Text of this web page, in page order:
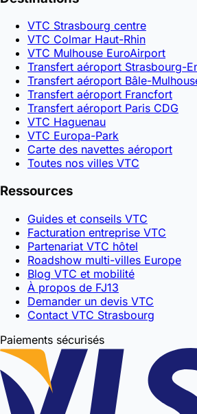
VTC Strasbourg centre
VTC Colmar Haut-Rhin
VTC Mulhouse EuroAirport
Transfert aéroport Strasbourg-
Transfert aéroport Bâle-
Transfert aéroport Francfort
Transfert aéroport Paris CDG
VTC Haguenau
VTC Europa-Park
Carte des navettes aéroport
Toutes nos villes VTC
Ressources
Guides et conseils VTC
Facturation entreprise VTC
Partenariat VTC hôtel
Roadshow multi-villes Europe
Blog VTC et mobilité
À propos de FJ13
Demander un devis VTC
Contact VTC Strasbourg
Paiements sécurisés